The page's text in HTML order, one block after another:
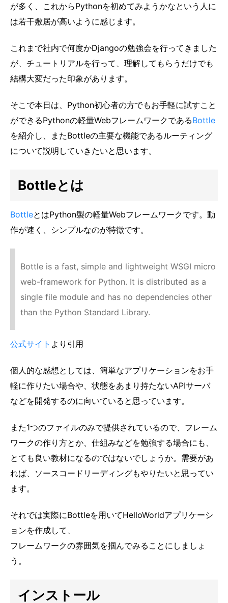
が多く、これからPythonを初めてみようかなという人に
は若干敷居が高いように感じます。
これまで社内で何度かDjangoの勉強会を行ってきました
が、チュートリアルを行って、理解してもらうだけでも
結構大変だった印象があります。
そこで本日は、Python初心者の方でもお手軽に試すこと
ができるPythonの軽量WebフレームワークであるBottle
を紹介し、またBottleの主要な機能であるルーティング
について説明していきたいと思います。
Bottleとは
BottleとはPython製の軽量Webフレームワークです。動
作が速く、シンプルなのが特徴です。
Bottle is a fast, simple and lightweight WSGI micro
web-framework for Python. It is distributed as a
single file module and has no dependencies other
than the Python Standard Library.
公式サイト より引用
個人的な感想としては、簡単なアプリケーションをお手
軽に作りたい場合や、状態をあまり持たないAPIサーバ
などを開発するのに向いていると思っています。
また1つのファイルのみで提供されているので、フレーム
ワークの作り方とか、仕組みなどを勉強する場合にも、
とても良い教材になるのではないでしょうか。需要があ
れば、ソースコードリーディングもやりたいと思ってい
ます。
それでは実際にBottleを用いてHelloWorldアプリケーシ
ョンを作成して、
フレームワークの雰囲気を掴んでみることにしましょ
う。
インストール